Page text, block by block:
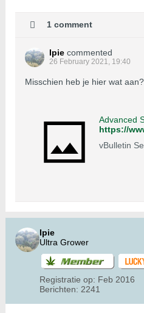
1 comment
Ipie commented
26 February 2021, 19:40
Misschien heb je hier wat aan?
vBulletin
Ipie
Ultra Grower
Registratie op: Feb 2016
Berichten: 2241